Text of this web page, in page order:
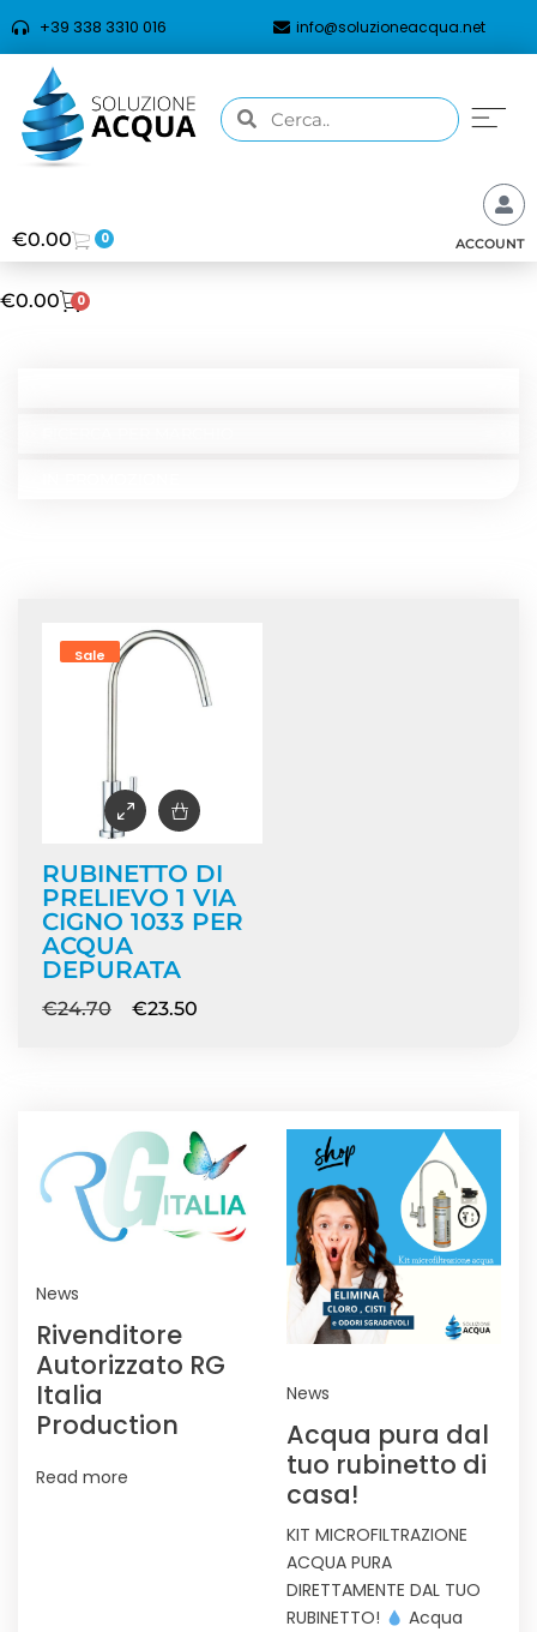
+39 338 3310 016 info@soluzioneacqua.net
€0.00 0 ACCOUNT
€0.00 0
Sale
RUBINETTO DI
PRELIEVO 1 VIA
CIGNO 1033 PER
ACQUA
DEPURATA
€24.70 €23.50
News
Rivenditore
Autorizzato RG
Italia
Production
Read more
News
Acqua pura dal
tuo rubinetto di
casa!
KIT MICROFILTRAZIONE
ACQUA PURA
DIRETTAMENTE DAL TUO
RUBINETTO!
Acqua